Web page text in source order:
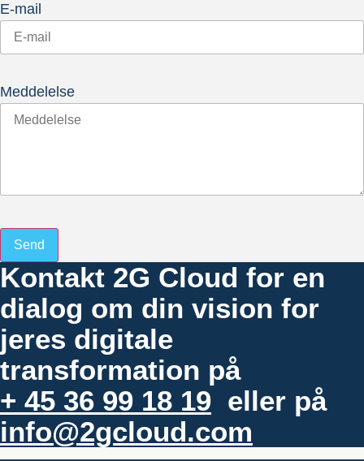
E-mail
Meddelelse
Send
Kontakt 2G Cloud for en
dialog om din vision for
jeres digitale
transformation på
+ 45 36 99 18 19 eller på
info@2gcloud.com